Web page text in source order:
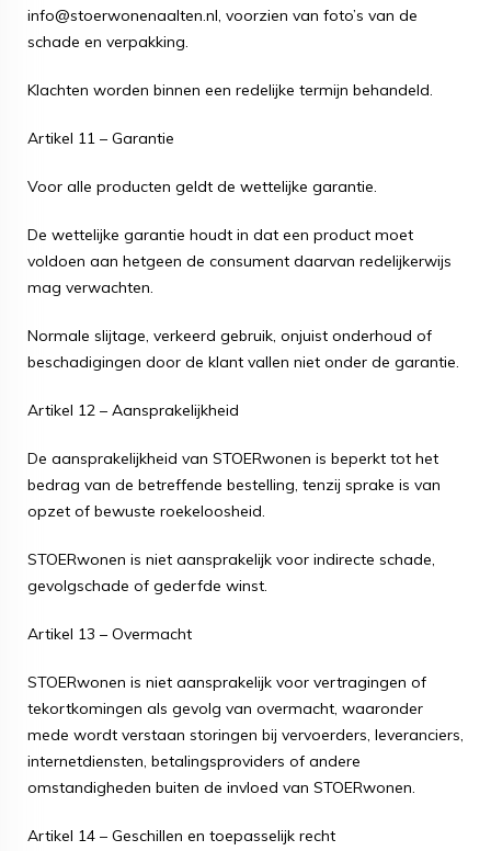
info@stoerwonenaalten.nl, voorzien van foto’s van de
schade en verpakking.
Klachten worden binnen een redelijke termijn behandeld.
Artikel 11 – Garantie
Voor alle producten geldt de wettelijke garantie.
De wettelijke garantie houdt in dat een product moet
voldoen aan hetgeen de consument daarvan redelijkerwijs
mag verwachten.
Normale slijtage, verkeerd gebruik, onjuist onderhoud of
beschadigingen door de klant vallen niet onder de garantie.
Artikel 12 – Aansprakelijkheid
De aansprakelijkheid van STOERwonen is beperkt tot het
bedrag van de betreffende bestelling, tenzij sprake is van
opzet of bewuste roekeloosheid.
STOERwonen is niet aansprakelijk voor indirecte schade,
gevolgschade of gederfde winst.
Artikel 13 – Overmacht
STOERwonen is niet aansprakelijk voor vertragingen of
tekortkomingen als gevolg van overmacht, waaronder
mede wordt verstaan storingen bij vervoerders, leveranciers,
internetdiensten, betalingsproviders of andere
omstandigheden buiten de invloed van STOERwonen.
Artikel 14 – Geschillen en toepasselijk recht